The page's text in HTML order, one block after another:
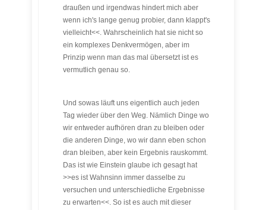
draußen und irgendwas hindert mich aber
wenn ich's lange genug probier, dann klappt's
vielleicht<<. Wahrscheinlich hat sie nicht so
ein komplexes Denkvermögen, aber im
Prinzip wenn man das mal übersetzt ist es
vermutlich genau so.
Und sowas läuft uns eigentlich auch jeden
Tag wieder über den Weg. Nämlich Dinge wo
wir entweder aufhören dran zu bleiben oder
die anderen Dinge, wo wir dann eben schon
dran bleiben, aber kein Ergebnis rauskommt.
Das ist wie Einstein glaube ich gesagt hat
>>es ist Wahnsinn immer dasselbe zu
versuchen und unterschiedliche Ergebnisse
zu erwarten<<. So ist es auch mit dieser